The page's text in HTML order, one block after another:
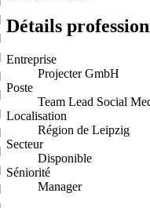
Détails
Entreprise
Projecter GmbH
Poste
Team Lead Social
Localisation
Région de Leipzig
Secteur
Disponible
Séniorité
Manager